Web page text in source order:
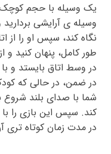
یک وسیله با حجم
وسیله ی آرایشی
نگاه کند، سپس او را از
طور کامل، پنهان کنید و
در وسط اتاق بایستد و
در ضمن، در حالی که
شما با صدای بلند شروع
کند. سپس این بازی را
در مدت زمان کوتاه تری